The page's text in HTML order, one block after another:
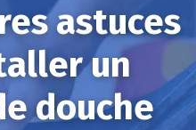
astuces
un
douche